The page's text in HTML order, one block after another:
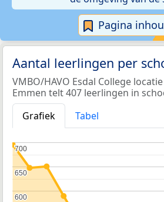
Pagina
Aantal leerlingen per
VMBO/HAVO Esdal College
Emmen telt 407 leerlingen in
Grafiek
Tabel
600
600
650
650
700
700